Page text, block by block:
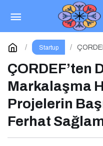
Startup
ÇORDEF’ten
Markalaşma
Projelerin
Ferhat
Kamu Bilgi ve
2026 İçin Geri Sayım!
Yorum Yap